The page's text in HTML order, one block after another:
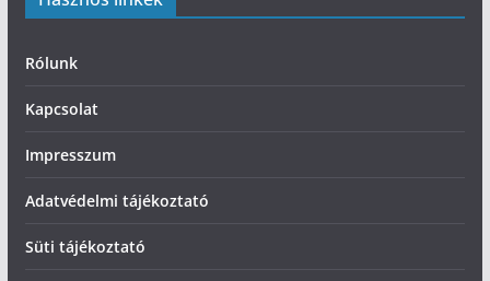
Rólunk
Kapcsolat
Impresszum
Adatvédelmi tájékoztató
Süti tájékoztató